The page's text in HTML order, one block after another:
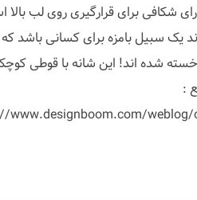
شکافی برای قرارگیری روی لب
یک سبیل بامزه برای کسانی باشد که
خسته شده اند! این شانه با قوطی
:
www.designboom.com/